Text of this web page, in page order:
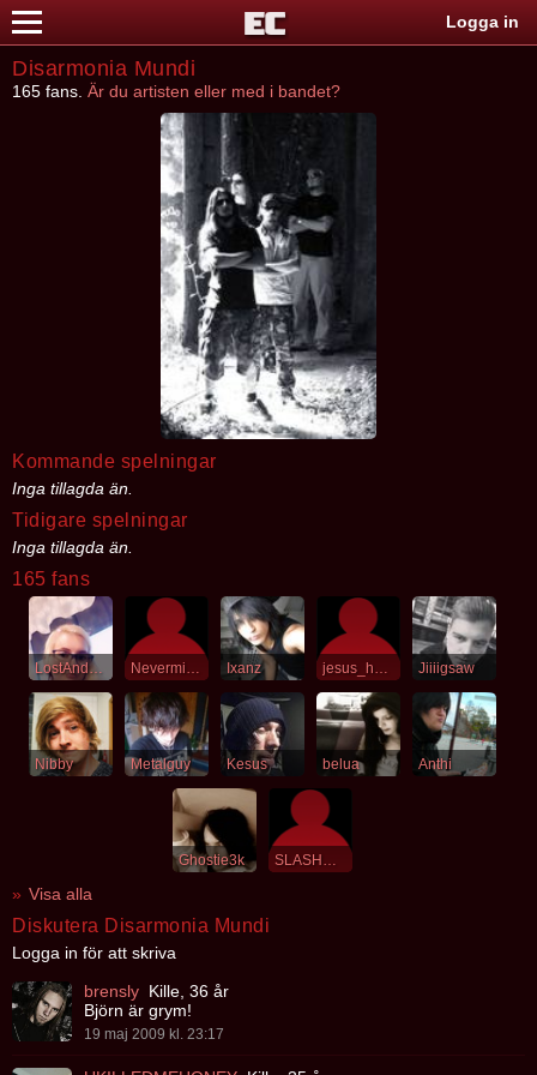
Logga in
Disarmonia Mundi
165 fans. Är du artisten eller med i bandet?
Kommande spelningar
Inga tillagda än.
Tidigare spelningar
Inga tillagda än.
165 fans
LostAndAlone Nevermind3000 Ixanz jesus_h_christ Jiiiigsaw
Nibby Metalguy Kesus belua Anthi
Ghostie3k SLASHWRIST
Visa alla
Diskutera Disarmonia Mundi
Logga in för att skriva
brensly Kille, 36 år
Björn är grym!
19 maj 2009 kl. 23:17